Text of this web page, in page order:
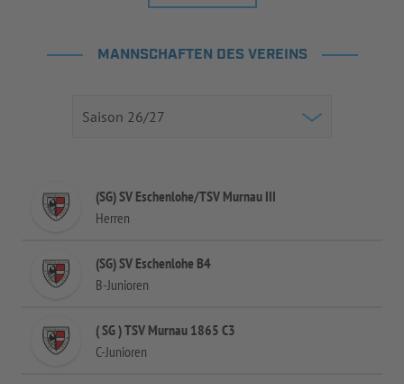
MANNSCHAFTEN DES VEREINS
(SG) SV Eschenlohe/TSV Murnau III
Herren
(SG) SV Eschenlohe B4
B-Junioren
( SG ) TSV Murnau 1865 C3
C-Junioren